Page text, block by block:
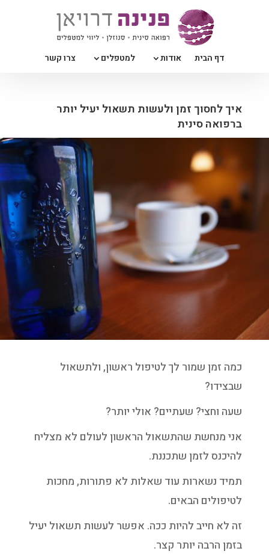
דף הבית אודות למטפלים צרו קשר
איך לחסוך זמן ולעשות תשאול יעיל יותר
ברפואה סינית
כמה זמן שמור לך לטיפול ראשון, ולתשאול
שבצידו?
שעה וחצי? שעתיים? אולי יותר?
אני מנחשת שהתשאול הראשון לעולם לא מצליח
להיכנס לזמן שתכננת.
תמיד נשארות עוד שאלות לא פתורות, מחכות
לטיפולים הבאים.
זה לא חייב להיות ככה. אפשר לעשות תשאול יעיל
בזמן הרבה יותר קצר.